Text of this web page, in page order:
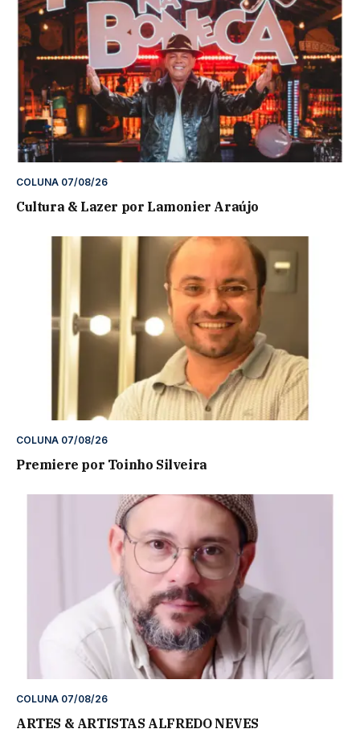
COLUNA 07/08/26
Cultura & Lazer por Lamonier Araújo
COLUNA 07/08/26
Premiere por Toinho Silveira
COLUNA 07/08/26
ARTES & ARTISTAS ALFREDO NEVES